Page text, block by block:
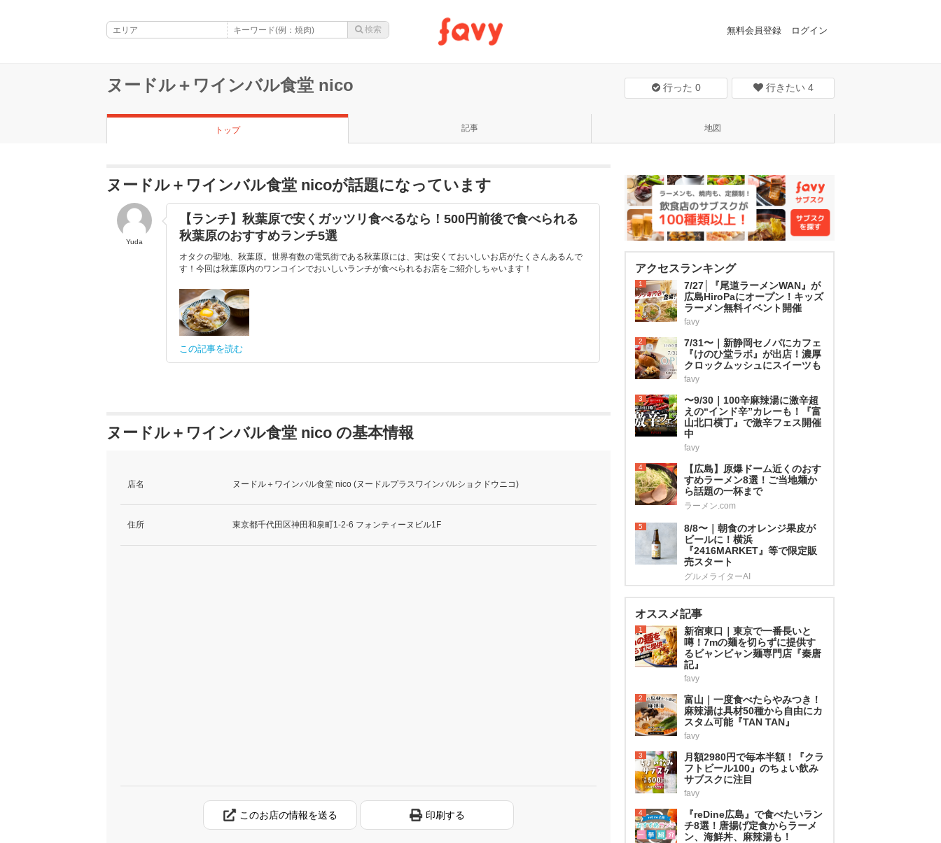
無料会員登録 ログイン
ヌードル＋ワインバル食堂 nico 行った 0 行きたい 4
トップ 記事 地図
ヌードル＋ワインバル食堂 nicoが話題になっています
Yuda
【ランチ】秋葉原で安くガッツリ食べるなら！500円前後で食べられる
秋葉原のおすすめランチ5選
オタクの聖地、秋葉原。世界有数の電気街である秋葉原には、実は安くておいしいお店がたくさんあるんで
す！今回は秋葉原内のワンコインでおいしいランチが食べられるお店をご紹介しちゃいます！
この記事を読む
ヌードル＋ワインバル食堂 nico の基本情報
店名 ヌードル＋ワインバル食堂 nico (ヌードルプラスワインバルショクドウニコ)
住所 東京都千代田区神田和泉町1-2-6 フォンティーヌビル1F
このお店の情報を送る 印刷する
アクセスランキング
1
7/27│『尾道ラーメンWAN』が
広島HiroPaにオープン！キッズ
ラーメン無料イベント開催
favy
2
7/31〜｜新静岡セノバにカフェ
『けのひ堂ラボ』が出店！濃厚
クロックムッシュにスイーツも
favy
3
〜9/30｜100辛麻辣湯に激辛超
えの“インド辛”カレーも！『富
山北口横丁』で激辛フェス開催
中
favy
4
【広島】原爆ドーム近くのおす
すめラーメン8選！ご当地麺か
ら話題の一杯まで
ラーメン.com
5
8/8〜｜朝食のオレンジ果皮が
ビールに！横浜
『2416MARKET』等で限定販
売スタート
グルメライターAI
オススメ記事
1
新宿東口｜東京で一番長いと
噂！7mの麺を切らずに提供す
るビャンビャン麺専門店『秦唐
記』
favy
2
富山｜一度食べたらやみつき！
麻辣湯は具材50種から自由にカ
スタム可能『TAN TAN』
favy
3
月額2980円で毎本半額！『クラ
フトビール100』のちょい飲み
サブスクに注目
favy
4
『reDine広島』で食べたいラン
チ8選！唐揚げ定食からラーメ
ン、海鮮丼、麻辣湯も！